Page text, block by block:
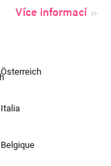
Více informací
Österreich
Italia
Belgique